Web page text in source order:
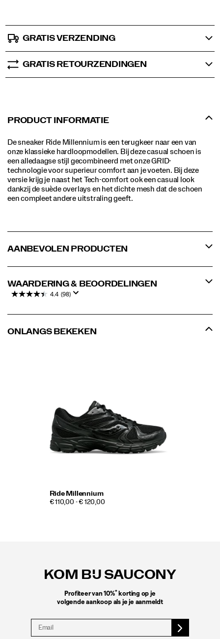
GRATIS VERZENDING
GRATIS RETOURZENDINGEN
PRODUCT INFORMATIE
De sneaker Ride Millennium is een terugkeer naar een van
onze klassieke hardloopmodellen. Bij deze casual schoen is
een alledaagse stijl gecombineerd met onze GRID-
technologie voor superieur comfort aan je voeten. Bij deze
versie krijg je naast het Tech-comfort ook een casual look
dankzij de suède overlays en het dichte mesh dat de schoen
een compleet andere uitstraling geeft.
AANBEVOLEN PRODUCTEN
WAARDERING & BEOORDELINGEN
4.4 (98)
ONLANGS BEKEKEN
Ride Millennium
€ 110,00 - € 120,00
KOM BIJ SAUCONY
Profiteer van 10%* korting op je
volgende aankoop als je je aanmeldt